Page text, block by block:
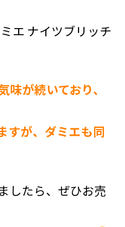
エ ナイツブリッチ
が続いており、
すが、ダミエも同
したら、ぜひお売